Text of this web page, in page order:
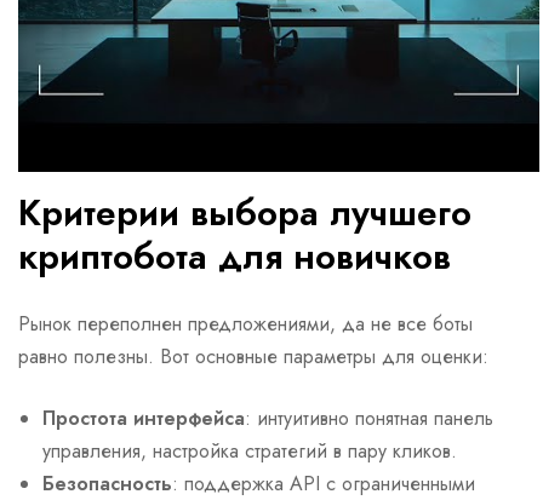
Критерии выбора лучшего
криптобота для новичков
Рынок переполнен предложениями, да не все боты
равно полезны. Вот основные параметры для оценки:
Простота интерфейса: интуитивно понятная панель
управления, настройка стратегий в пару кликов.
Безопасность: поддержка API с ограниченными